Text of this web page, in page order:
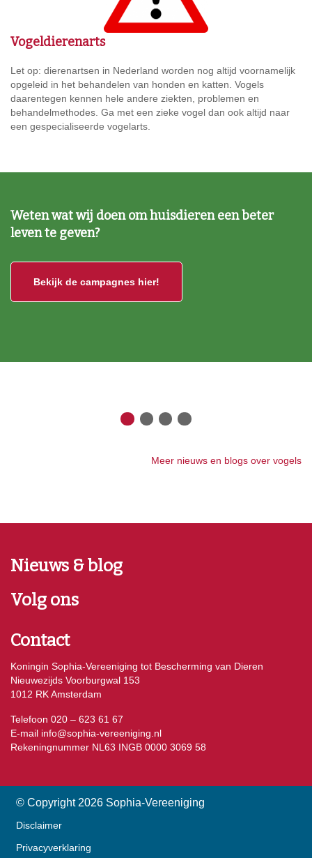
Vogeldierenarts
Let op: dierenartsen in Nederland worden nog altijd voornamelijk
opgeleid in het behandelen van honden en katten. Vogels
daarentegen kennen hele andere ziekten, problemen en
behandelmethodes. Ga met een zieke vogel dan ook altijd naar
een gespecialiseerde vogelarts.
Weten wat wij doen om huisdieren een beter
leven te geven?
Bekijk de campagnes hier!
Meer nieuws en blogs over vogels
Nieuws & blog
Volg ons
Contact
Koningin Sophia-Vereeniging tot Bescherming van Dieren
Nieuwezijds Voorburgwal 153
1012 RK Amsterdam
Telefoon 020 – 623 61 67
E-mail info@sophia-vereeniging.nl
Rekeningnummer NL63 INGB 0000 3069 58
© Copyright 2026 Sophia-Vereeniging
Disclaimer
Privacyverklaring